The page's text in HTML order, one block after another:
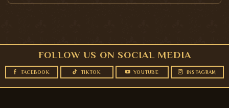
FOLLOW US ON SOCIAL MEDIA
FACEBOOK TIKTOK YOUTUBE INSTAGRAM